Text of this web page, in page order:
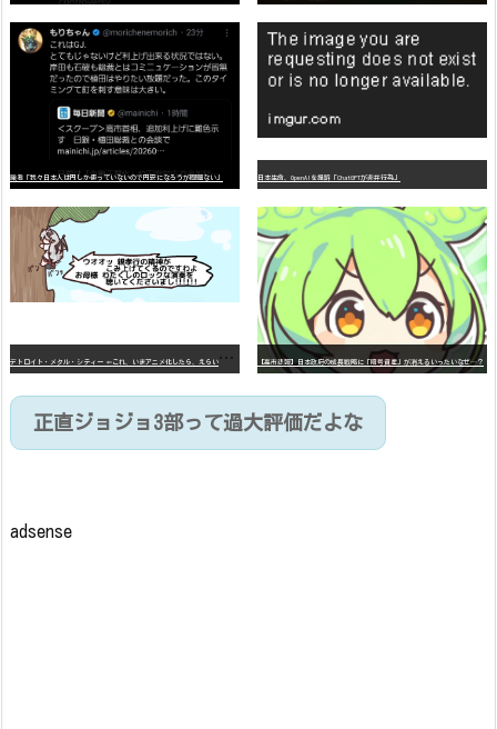
識者「我々日本人は円しか使っていないので円安になろうが問題ない」 日本生命、OpenAIを提訴「ChatGPTが非弁行為」
デ
トロイト・メタル・シティー ⇐これ、いまアニメ化したら、えらいことになってたよな？ 【高市悲報】日本政府の成長戦略に「暗号資産」が消えるいったいなぜ…？
正直ジョジョ3部って過大評価だよな
adsense